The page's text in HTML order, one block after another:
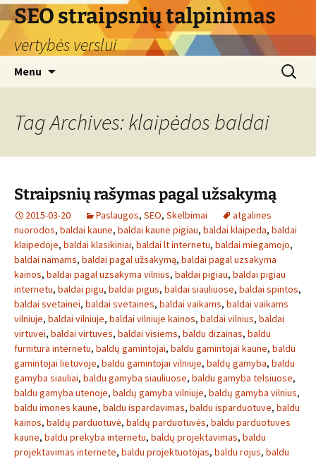
Skip
to
content
SEO straipsnių talpinimas
vertybės verslui
Menu
Search
for:
Tag Archives: klaipėdos baldai
Straipsnių rašymas pagal užsakymą
2015-03-20 Paslaugos, SEO, Skelbimai
atgalines
nuorodos, baldai kaune, baldai kaune pigiau, baldai klaipeda, baldai
klaipedoje, baldai klasikiniai, baldai lt internetu, baldai miegamojo,
baldai namams, baldai pagal užsakymą, baldai pagal uzsakyma
kainos, baldai pagal uzsakyma vilnius, baldai pigiau, baldai pigiau
internetu, baldai pigu, baldai pigus, baldai siauliuose, baldai spintos,
baldai svetainei, baldai svetaines, baldai vaikams, baldai vaikams
vilniuje, baldai vilniuje, baldai vilniuje kainos, baldai vilnius, baldai
virtuvei, baldai virtuves, baldai visiems, baldu dizainas, baldu
furnitura internetu, baldų gamintojai, baldu gamintojai kaune, baldu
gamintojai lietuvoje, baldu gamintojai vilniuje, baldų gamyba, baldu
gamyba siauliai, baldu gamyba siauliuose, baldu gamyba telsiuose,
baldu gamyba utenoje, baldų gamyba vilniuje, baldų gamyba vilnius,
baldu imones kaune, baldu ispardavimas, baldu isparduotuve, baldu
kainos, baldų parduotuvė, baldų parduotuvės, baldu parduotuves
kaune, baldu prekyba internetu, baldų projektavimas, baldu
projektavimas internete, baldu projektuotojas, baldu rojus, baldu